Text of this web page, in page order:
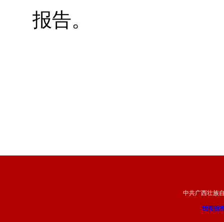
报告。
中共广西壮族
我要投